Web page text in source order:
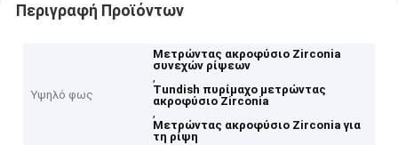
Περιγραφή Προϊόντων
Υψηλό φως
Μετρώντας ακροφύσιο Zirconia
συνεχών ρίψεων
,
Tundish πυρίμαχο μετρώντας
ακροφύσιο Zirconia
,
Μετρώντας ακροφύσιο Zirconia για
τη ρίψη